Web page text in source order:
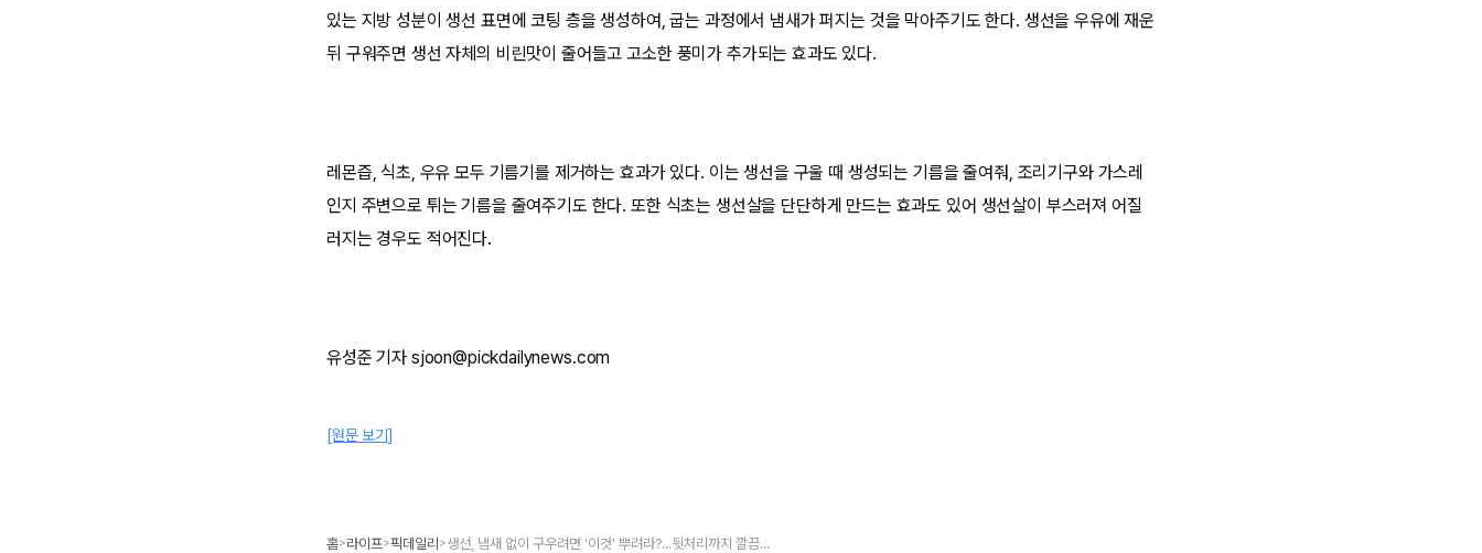
있는 지방 성분이 생선 표면에 코팅 층을 생성하여, 굽는 과정에서 냄새가 퍼지는 것을 막아주기도 한다. 생선을 우유에 재운
뒤 구워주면 생선 자체의 비린맛이 줄어들고 고소한 풍미가 추가되는 효과도 있다.
레몬즙, 식초, 우유 모두 기름기를 제거하는 효과가 있다. 이는 생선을 구울 때 생성되는 기름을 줄여줘, 조리기구와 가스레
인지 주변으로 튀는 기름을 줄여주기도 한다. 또한 식초는 생선살을 단단하게 만드는 효과도 있어 생선살이 부스러져 어질
러지는 경우도 적어진다.
유성준 기자 sjoon@pickdailynews.com
[원문 보기]
홈>라이프>픽데일리 > 생선, 냄새 없이 구우려면 '이것' 뿌려라?...뒷처리까지 깔끔한 생선 굽는 비결 3